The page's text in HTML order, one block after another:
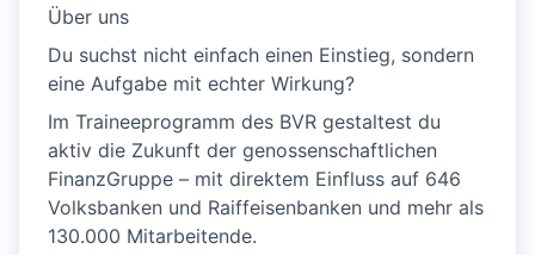
Über uns
Du suchst nicht einfach einen Einstieg, sondern
eine Aufgabe mit echter Wirkung?
Im Traineeprogramm des BVR gestaltest du
aktiv die Zukunft der genossenschaftlichen
FinanzGruppe – mit direktem Einfluss auf 646
Volksbanken und Raiffeisenbanken und mehr als
130.000 Mitarbeitende.